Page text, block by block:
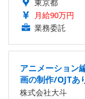
東京都
月給90万円
業務委託
アニメーション
画の制作/OJTあ
株式会社大斗